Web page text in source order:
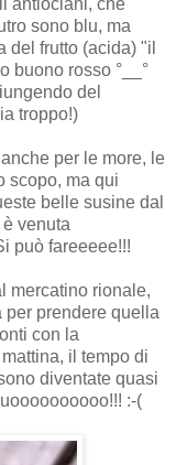
sono blu, ma
del frutto (acida) "il
buono rosso °__°
del
troppo!)
per le more, le
scopo, ma qui
belle susine dal
venuta
può fareeeee!!!
mercatino rionale,
per prendere quella
con la
il tempo di
diventate quasi
:-(